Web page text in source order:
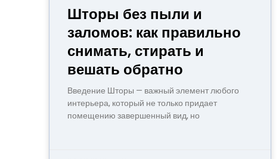
Шторы без пыли и
заломов: как правильно
снимать, стирать и
вешать обратно
Введение Шторы — важный элемент любого
интерьера, который не только придает
помещению завершенный вид, но